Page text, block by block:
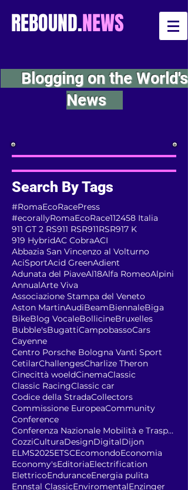
REBOUND.NEWS
Blogging on the World's
News
Search By Tags
#RomaEcoRacePress
#ecorallyRomaEcoRace112458 Italia
911 GT 2 RS911 RSR911RSR917 K
919 HybridAC CobraACI
Abbazia San Vincenzo al Volturno
AciSportAcid GreenAdient
Adunata del PiaveAl18Alfa RomeoAlpini
AnnualArte Viva
Associazione Stampa del Veneto
Aston MartinAudiBeamBiennaleBiga
BikeBlog VocaleBollicineBruxelles
Bubble'sBugattiCampobassoCars
Cayenne
Centro Porsche Bologna Vanti Sport
CetilarChallengesCharlize Theron
Cinecittà woeldCinemaClassic
Classic RacingClassic car
Codice della StradaCollectors
Commissione EuropeaCommunity
Conference
Conferenza Nazionale Mobilità e Trasporto Sostenib
CozziCulturaDesignDigitalDijon
ELMS2025ETSCEcomondoEconomia
Economy'sEditoriaElectrification
ElettricoEnduranceEnergia pulita
Ennstal ClassicEnviromentalEnzinger